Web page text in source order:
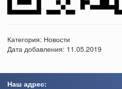
Категория: Новости
Дата добавления: 11.05.2019
Наш адрес: